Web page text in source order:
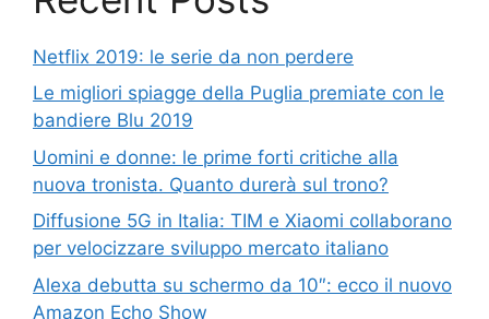
Netflix 2019: le serie da non perdere
Le migliori spiagge della Puglia premiate con le
bandiere Blu 2019
Uomini e donne: le prime forti critiche alla
nuova tronista. Quanto durerà sul trono?
Diffusione 5G in Italia: TIM e Xiaomi collaborano
per velocizzare sviluppo mercato italiano
Alexa debutta su schermo da 10″: ecco il nuovo
Amazon Echo Show